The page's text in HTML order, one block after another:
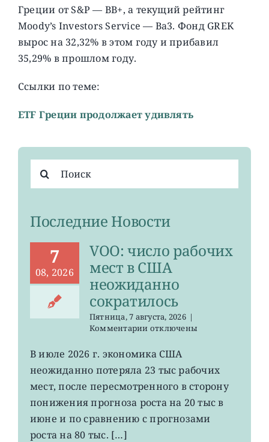
Греции от S&P — BB+, а текущий рейтинг
Moody’s Investors Service — Ba3. Фонд GREK
вырос на 32,32% в этом году и прибавил
35,29% в прошлом году.
Ссылки по теме:
ETF Греции продолжает удивлять
поиска:
Последние Новости
7
08, 2026
VOO: число рабочих
мест в США
неожиданно
сократилось
Пятница, 7 августа, 2026 |
Комментариик
VOO:
рабочих
мест
США
неожиданно
отключены
В июле 2026 г. экономика США
неожиданно потеряла 23 тыс рабочих
мест, после пересмотренного в сторону
понижения прогноза роста на 20 тыс в
июне и по сравнению с прогнозами
роста на 80 тыс. […]